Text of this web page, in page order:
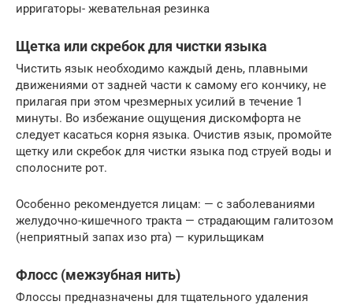
ирригаторы- жевательная резинка
Щетка или скребок для чистки языка
Чистить язык необходимо каждый день, плавными
движениями от задней части к самому его кончику, не
прилагая при этом чрезмерных усилий в течение 1
минуты. Во избежание ощущения дискомфорта не
следует касаться корня языка. Очистив язык, промойте
щетку или скребок для чистки языка под струей воды и
сполосните рот.
Особенно рекомендуется лицам: — с заболеваниями
желудочно-кишечного тракта — страдающим галитозом
(неприятный запах изо рта) — курильщикам
Флосс (межзубная нить)
Флоссы предназначены для тщательного удаления